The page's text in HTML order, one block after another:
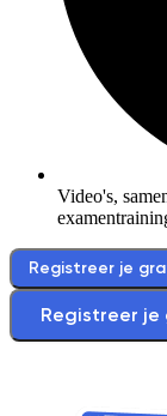
Video's,
Registreer je
Registreer je